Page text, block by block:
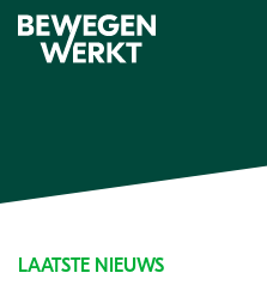
LAATSTE NIEUWS